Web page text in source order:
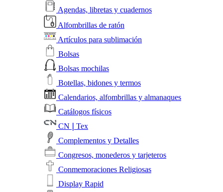
Agendas, libretas y cuadernos
Alfombrillas de ratón
Artículos para sublimación
Bolsas
Bolsas mochilas
Botellas, bidones y termos
Calendarios, alfombrillas y almanaques
Catálogos físicos
CN❘Tex
Complementos y Detalles
Congresos, monederos y tarjeteros
Conmemoraciones Religiosas
Display Rapid